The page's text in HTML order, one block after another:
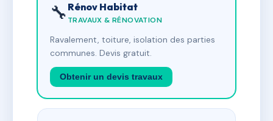
🔧 Rénov Habitat
TRAVAUX & RÉNOVATION
Ravalement, toiture, isolation des parties
communes. Devis gratuit.
Obtenir un devis travaux